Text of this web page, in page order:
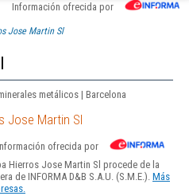
Información ofrecida por
Jose Martin Sl
metálicos | Barcelona
Jose Martin Sl
ofrecida por
Hierros Jose Martin Sl procede de la
de INFORMA D&B S.A.U. (S.M.E.). Más